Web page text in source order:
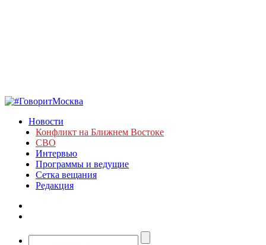
Новости
Конфликт на Ближнем Востоке
СВО
Интервью
Программы и ведущие
Сетка вещания
Редакция